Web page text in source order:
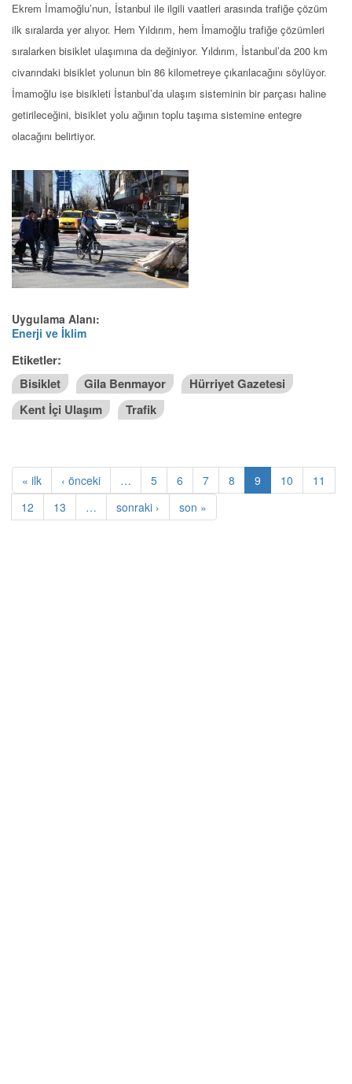
Ekrem İmamoğlu’nun, İstanbul ile ilgili vaatleri arasında trafiğe çözüm
ilk sıralarda yer alıyor. Hem Yıldırım, hem İmamoğlu trafiğe çözümleri
sıralarken bisiklet ulaşımına da değiniyor. Yıldırım, İstanbul’da 200 km
civarındaki bisiklet yolunun bin 86 kilometreye çıkarılacağını söylüyor.
İmamoğlu ise bisikleti İstanbul’da ulaşım sisteminin bir parçası haline
getirileceğini, bisiklet yolu ağının toplu taşıma sistemine entegre
olacağını belirtiyor.
Uygulama Alanı:
Enerji ve İklim
Etiketler:
Bisiklet
Gila Benmayor
Hürriyet Gazetesi
Kent İçi Ulaşım
Trafik
Sayfalama
ilk
« ilk önceki
‹ önceki … Sayfa
5 Sayfa
6 Sayfa
7 Sayfa
8
Şu
an
9 Sayfa
10 Sayfa
11
Sayfa
12 Sayfa
13 … sonraki1
sonraki › son
son »